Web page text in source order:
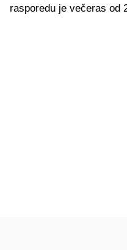
rasporedu je večeras od